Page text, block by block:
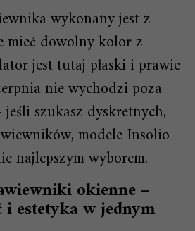
wykonany jest z
mieć dowolny kolor z
jest tutaj płaski i prawie
nie wychodzi poza
szukasz dyskretnych,
modele Insolio
najlepszym wyborem.
okienne –
estetyka w jednym